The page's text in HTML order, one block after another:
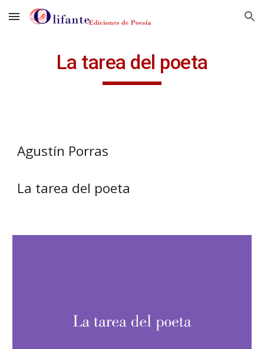
Skip to main content Skip to navigation
La tarea del poeta
Agustín Porras
La tarea del poeta